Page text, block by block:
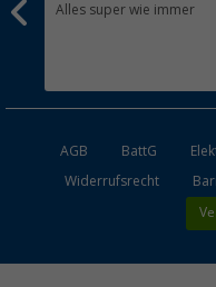
Alles super wie immer
AGB BattG
Widerrufsrecht